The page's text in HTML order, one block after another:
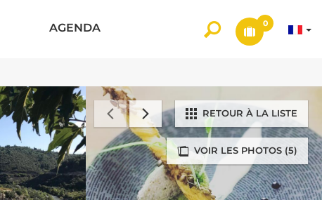
AGENDA 0
VOIR LES PHOTOS (5)
RETOUR À LA LISTE